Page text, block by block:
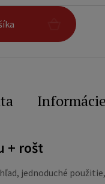
+ rošt
jednoduché